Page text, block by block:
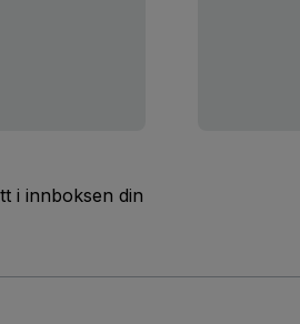
i innboksen din